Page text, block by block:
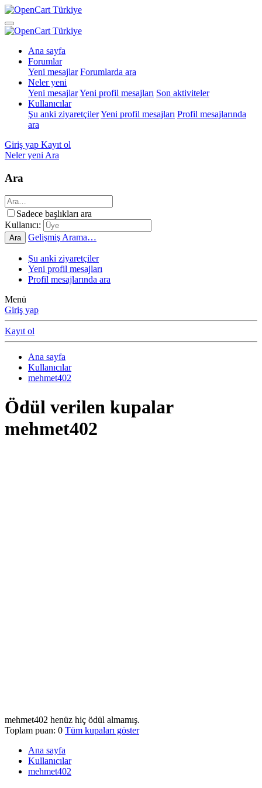
Ana sayfa
Forumlar
Yeni mesajlar Forumlarda ara
Neler yeni
Yeni mesajlarYeni profil mesajları Son aktiviteler
Kullanıcılar
Şu anki ziyaretçilerYeni profil mesajları Profil mesajlarında
ara
Giriş yap Kayıt ol
Neler yeni Ara
Ara
Sadece başlıkları ara
Kullanıcı:
Ara Gelişmiş Arama…
Şu anki ziyaretçiler
Yeni profil mesajları
Profil mesajlarında ara
Menü
Giriş yap
Kayıt ol
Ana sayfa
Kullanıcılar
mehmet402
Ödül verilen kupalar
mehmet402
mehmet402 henüz hiç ödül almamış.
Toplam puan: 0 Tüm kupaları göster
Ana sayfa
Kullanıcılar
mehmet402